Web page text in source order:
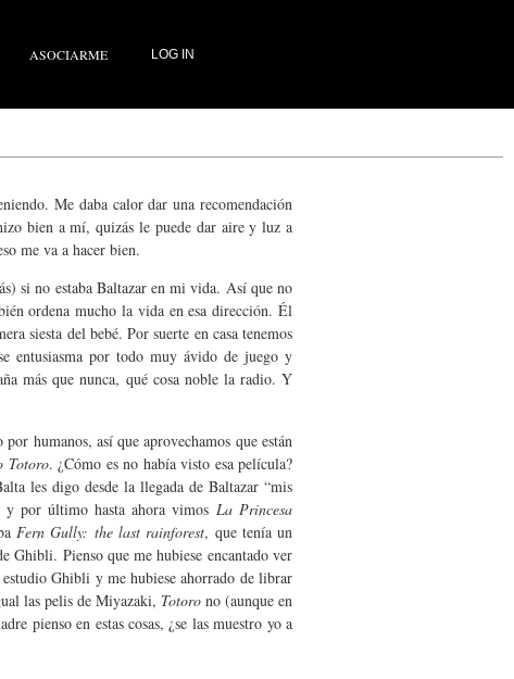
ASOCIARME LOG IN
Me daba calor dar una recomendación
bien a mí, quizás le puede dar aire y luz a
me va a hacer bien.
si no estaba Baltazar en mi vida. Así que no
ordena mucho la vida en esa dirección. Él
siesta del bebé. Por suerte en casa tenemos
entusiasma por todo muy ávido de juego y
más que nunca, qué cosa noble la radio. Y
humanos, así que aprovechamos que están
Totoro. ¿Cómo es no había visto esa película?
les digo desde la llegada de Baltazar “mis
y por último hasta ahora vimos La Princesa
Fern Gully: the last rainforest, que tenía un
Ghibli. Pienso que me hubiese encantado ver
Ghibli y me hubiese ahorrado de librar
las pelis de Miyazaki, Totorono (aunque en
pienso en estas cosas, ¿se las muestro yo a